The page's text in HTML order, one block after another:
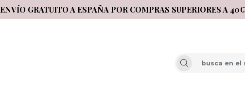
ENVÍO GRATUITO A ESPAÑA POR COMPRAS SUPERIORES A 40€